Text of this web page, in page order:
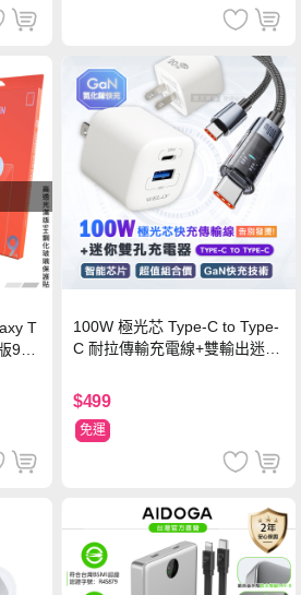
T
9H
100W 極光芯 Type-C to Type-
C 耐拉傳輸充電線+雙輸出迷你
$499
免運